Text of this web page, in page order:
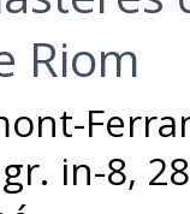
Riom‎
in-8,